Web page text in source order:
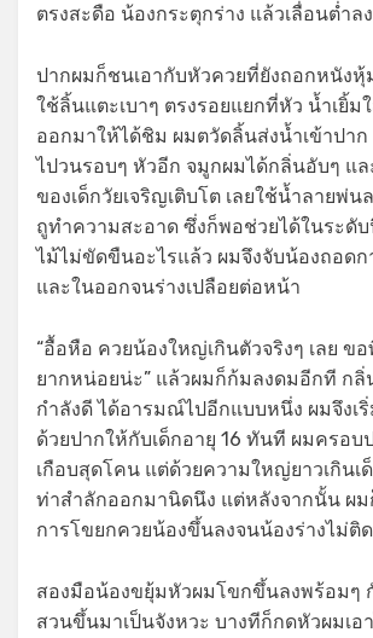
ตรงสะดือ น้องกระตุกร่าง แล้วเลื่อนต่ำล
ปากผมก็ชนเอากับหัวควยที่ยังถอกหนังหุ้
ใช้ลิ้นแตะเบาๆ ตรงรอยแยกที่หัว น้ำเยิ้ม
ออกมาให้ได้ชิม ผมตวัดลิ้นส่งน้ำเข้าปาก
ไปวนรอบๆ หัวอีก จมูกผมได้กลิ่นอับๆ แล
ของเด็กวัยเจริญเติบโต เลยใช้น้ำลายพ่น
ถูทำความสะอาด ซึ่งก็พอช่วยได้ในระดั
ไม้ไม่ขัดขืนอะไรแล้ว ผมจึงจับน้องถอดก
และในออกจนร่างเปลือยต่อหน้า
“อื้อหือ ควยน้องใหญ่เกินตัวจริงๆ เลย ข
ยากหน่อยน่ะ” แล้วผมก็ก้มลงดมอีกที กลิ่
กำลังดี ได้อารมณ์ไปอีกแบบหนึ่ง ผมจึงเ
ด้วยปากให้กับเด็กอายุ 16 ทันที ผมครอบ
เกือบสุดโคน แต่ด้วยความใหญ่ยาวเกินเ
ท่าสำลักออกมานิดนึง แต่หลังจากนั้น ผ
การโขยกควยน้องขึ้นลงจนน้องร่างไม่ติ
สองมือน้องขยุ้มหัวผมโขกขึ้นลงพร้อมๆ
สวนขึ้นมาเป็นจังหวะ บางทีก็กดหัวผมเอ